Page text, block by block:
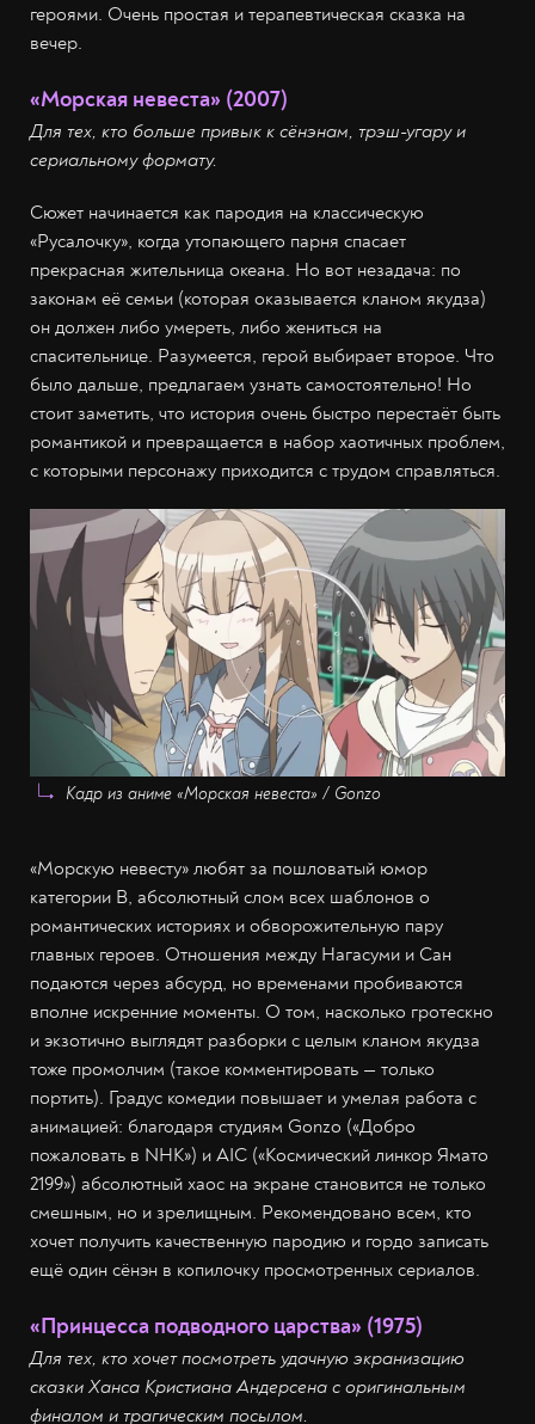
героями. Очень простая и терапевтическая сказка на
вечер.
«Морская невеста» (2007)
Для тех, кто больше привык к сёнэнам, трэш-угару и
сериальному формату.
Сюжет начинается как пародия на классическую
«Русалочку», когда утопающего парня спасает
прекрасная жительница океана. Но вот незадача: по
законам её семьи (которая оказывается кланом якудза)
он должен либо умереть, либо жениться на
спасительнице. Разумеется, герой выбирает второе. Что
было дальше, предлагаем узнать самостоятельно! Но
стоит заметить, что история очень быстро перестаёт быть
романтикой и превращается в набор хаотичных проблем,
с которыми персонажу приходится с трудом справляться.
Кадр из аниме «Морская невеста» / Gonzo
«Морскую невесту» любят за пошловатый юмор
категории В, абсолютный слом всех шаблонов о
романтических историях и обворожительную пару
главных героев. Отношения между Нагасуми и Сан
подаются через абсурд, но временами пробиваются
вполне искренние моменты. О том, насколько гротескно
и экзотично выглядят разборки с целым кланом якудза
тоже промолчим (такое комментировать — только
портить). Градус комедии повышает и умелая работа с
анимацией: благодаря студиям Gonzo («Добро
пожаловать в NHK») и AIC («Космический линкор Ямато
2199») абсолютный хаос на экране становится не только
смешным, но и зрелищным. Рекомендовано всем, кто
хочет получить качественную пародию и гордо записать
ещё один сёнэн в копилочку просмотренных сериалов.
«Принцесса подводного царства» (1975)
Для тех, кто хочет посмотреть удачную экранизацию
сказки Ханса Кристиана Андерсена с оригинальным
финалом и трагическим посылом.